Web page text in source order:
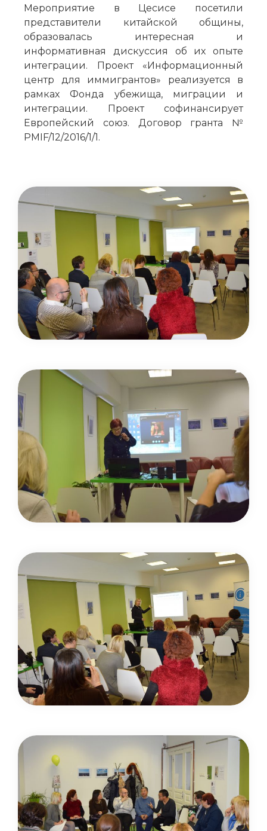
Мероприятие в Цесисе посетили
представители китайской общины,
образовалась интересная и
информативная дискуссия об их опыте
интеграции. Проект «Информационный
центр для иммигрантов» реализуется в
рамках Фонда убежища, миграции и
интеграции. Проект софинансирует
Европейский союз. Договор гранта №
PMIF/12/2016/1/1.